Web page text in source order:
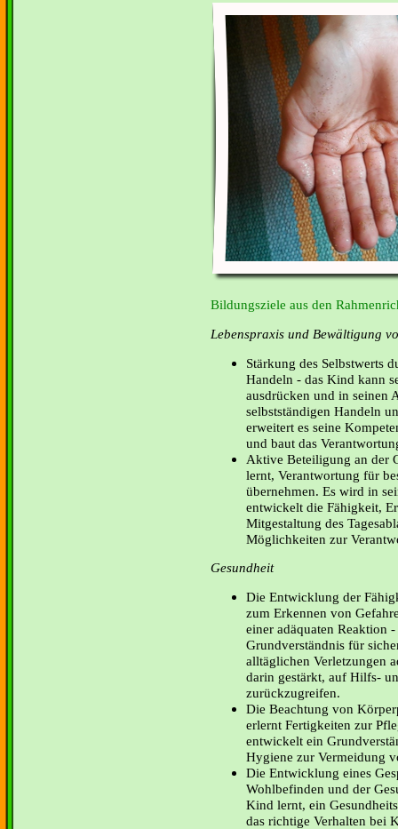
Bildungsziele aus den
Lebenspraxis und Bewältigung
Stärkung des Selbstwerts
Handeln - das Kind kann
ausdrücken und in seinen
selbstständigen Handeln
erweitert es seine
und baut das
Aktive Beteiligung an der
lernt, Verantwortung für
übernehmen. Es wird in
entwickelt die Fähigkeit,
Mitgestaltung des
Möglichkeiten zur
Gesundheit
Die Entwicklung der
zum Erkennen von
einer adäquaten Reaktion
Grundverständnis für
alltäglichen Verletzungen
darin gestärkt, auf Hilfs-
zurückzugreifen.
Die Beachtung von
erlernt Fertigkeiten zur
entwickelt ein
Hygiene zur Vermeidung
Die Entwicklung eines
Wohlbefinden und der
Kind lernt, ein
das richtige Verhalten bei